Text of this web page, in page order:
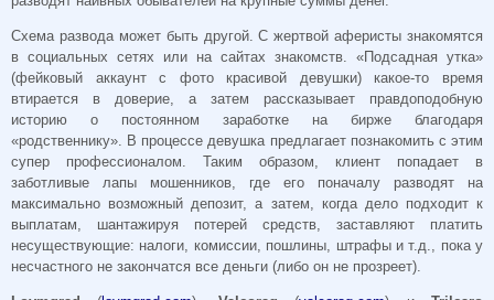
Схема развода может быть другой. С жертвой аферисты знакомятся
в социальных сетях или на сайтах знакомств. «Подсадная утка»
(фейковый аккаунт с фото красивой девушки) какое-то время
втирается в доверие, а затем рассказывает правдоподобную
историю о постоянном заработке на бирже благодаря
«родственнику». В процессе девушка предлагает познакомить с этим
супер профессионалом. Таким образом, клиент попадает в
заботливые лапы мошенников, где его поначалу разводят на
максимально возможный депозит, а затем, когда дело подходит к
выплатам, шантажируя потерей средств, заставляют платить
несуществующие: налоги, комиссии, пошлины, штрафы и т.д., пока у
несчастного не закончатся все деньги (либо он не прозреет).